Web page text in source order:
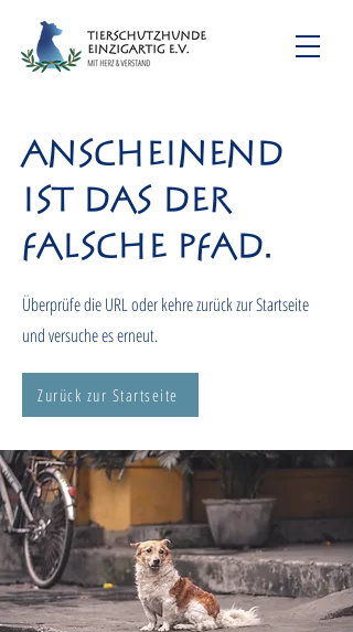
Anscheinend
ist das der
falsche Pfad.
Überprüfe die URL oder kehre zurück zur Startseite
und versuche es erneut.
Zurück zur Startseite